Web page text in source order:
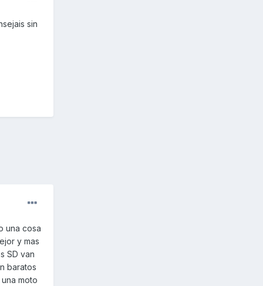
sin
una cosa
y mas
SD van
baratos
moto